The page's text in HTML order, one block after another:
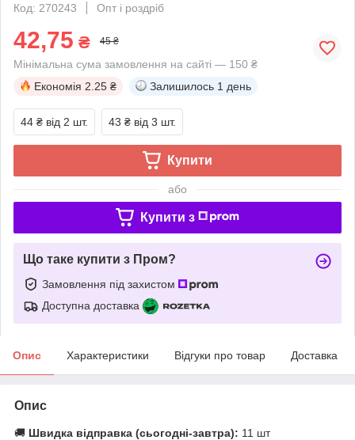
Код: 270243
Опт і роздріб
42,75 ₴ 45 ₴
Мінімальна сума замовлення на сайті — 150 ₴
Економія 2.25 ₴ Залишилось 1 день
44 ₴ від 2 шт. 43 ₴ від 3 шт.
Купити
або
Купити з
Що таке купити з Пром?
Замовлення під захистом
Доступна доставка
Опис Характеристики Відгуки про товар Доставка
Опис
🚚 Швидка відправка (сьогодні-завтра): 11 шт